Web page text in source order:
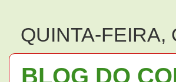
QUINTA-FEIRA,
BLOG DO